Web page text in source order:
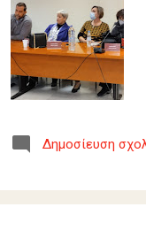
Δημοσίευση